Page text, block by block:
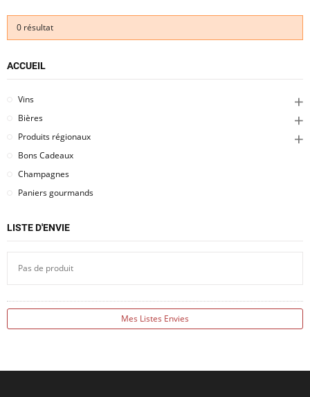
0 résultat
ACCUEIL
Vins
Bières
Produits régionaux
Bons Cadeaux
Champagnes
Paniers gourmands
LISTE D'ENVIE
Pas de produit
Mes Listes Envies